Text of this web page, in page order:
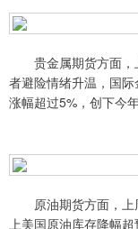
贵金属期货方面，
者避险情绪升温，国
涨幅超过5%，创下今
原油期货方面，上
上美国原油库存降幅